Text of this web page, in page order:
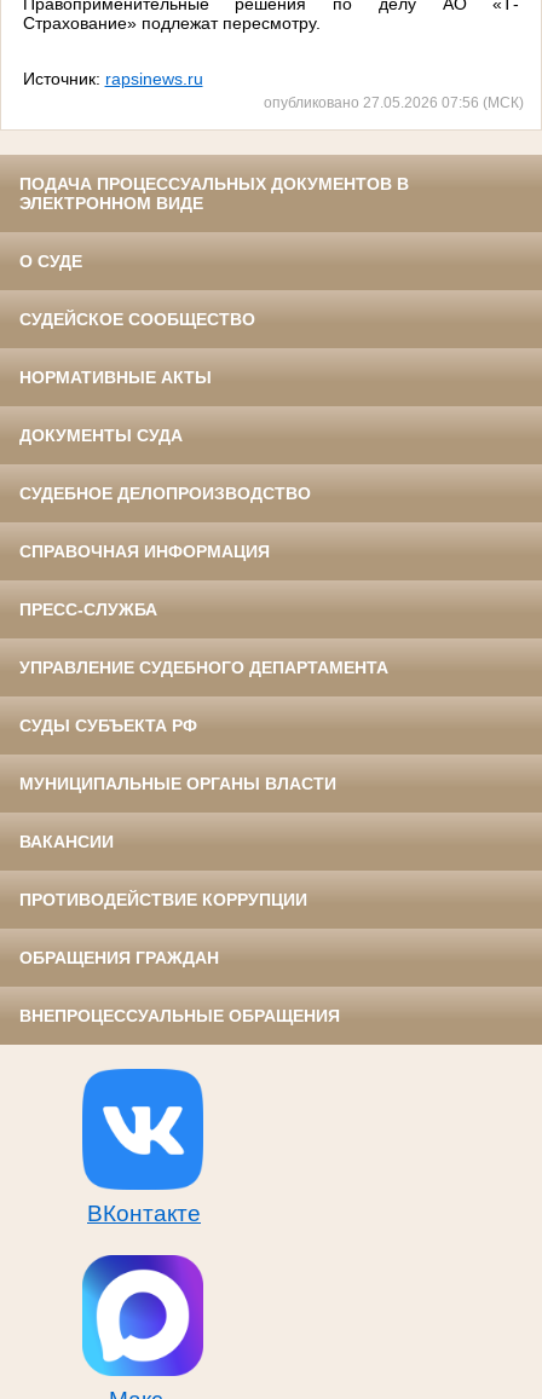
Страхование» подлежат пересмотру.
Источник: rapsinews.ru
опубликовано 27.05.2026 07:56 (МСК)
ПОДАЧА ПРОЦЕССУАЛЬНЫХ ДОКУМЕНТОВ В
ЭЛЕКТРОННОМ ВИДЕ
О СУДЕ
СУДЕЙСКОЕ СООБЩЕСТВО
НОРМАТИВНЫЕ АКТЫ
ДОКУМЕНТЫ СУДА
СУДЕБНОЕ ДЕЛОПРОИЗВОДСТВО
СПРАВОЧНАЯ ИНФОРМАЦИЯ
ПРЕСС-СЛУЖБА
УПРАВЛЕНИЕ СУДЕБНОГО ДЕПАРТАМЕНТА
СУДЫ СУБЪЕКТА РФ
МУНИЦИПАЛЬНЫЕ ОРГАНЫ ВЛАСТИ
ВАКАНСИИ
ПРОТИВОДЕЙСТВИЕ КОРРУПЦИИ
ОБРАЩЕНИЯ ГРАЖДАН
ВНЕПРОЦЕССУАЛЬНЫЕ ОБРАЩЕНИЯ
ВКонтакте